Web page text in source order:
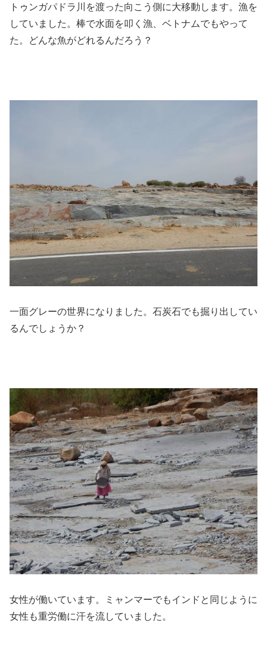
トゥンガパドラ川を渡った向こう側に大移動します。漁を
していました。棒で水面を叩く漁、ベトナムでもやって
た。どんな魚がどれるんだろう？
一面グレーの世界になりました。石炭石でも掘り出してい
るんでしょうか？
女性が働いています。ミャンマーでもインドと同じように
女性も重労働に汗を流していました。